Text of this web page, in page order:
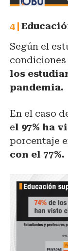
Según el
los
pandemia.
En el caso
el 97% ha
porcentaje
con el 77%.